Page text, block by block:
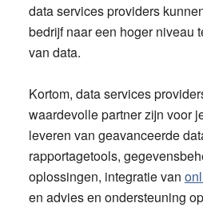
data services providers
bedrijf naar een hoger niveau
van data.
Kortom, data services
waardevolle partner zijn voor
leveren van geavanceerde
rapportagetools,
oplossingen, integratie van
en advies en ondersteuning